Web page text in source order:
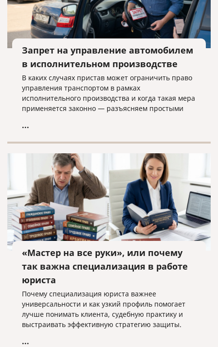
Запрет на управление автомобилем
в исполнительном производстве
В каких случаях пристав может ограничить право
управления транспортом в рамках
исполнительного производства и когда такая мера
применяется законно — разъясняем простыми
...
«Мастер на все руки», или почему
так важна специализация в работе
юриста
Почему специализация юриста важнее
универсальности и как узкий профиль помогает
лучше понимать клиента, судебную практику и
выстраивать эффективную стратегию защиты.
...